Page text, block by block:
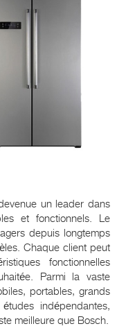
un leader dans
et fonctionnels. Le
depuis longtemps
Chaque client peut
fonctionnelles
Parmi la vaste
portables, grands
indépendantes,
meilleure que Bosch.